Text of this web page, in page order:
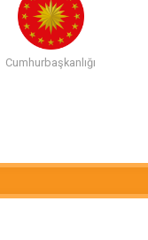
Cumhurbaşkanlığı